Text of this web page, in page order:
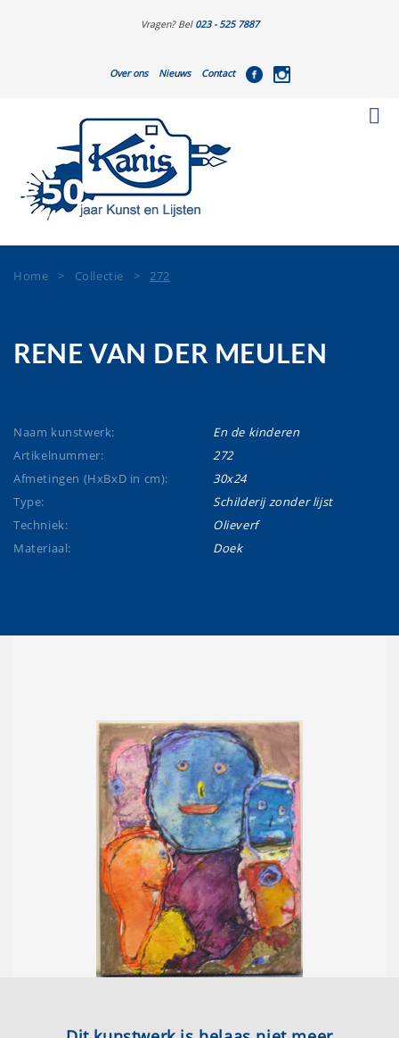
Vragen? Bel 023 - 525 7887
Over ons Nieuws Contact
Home > Collectie >272
RENE VAN DER MEULEN
Naam kunstwerk:
En de kinderen
Artikelnummer:
272
Afmetingen (HxBxD in cm):
30x24
Type:
Schilderij zonder lijst
Techniek:
Olieverf
Materiaal:
Doek